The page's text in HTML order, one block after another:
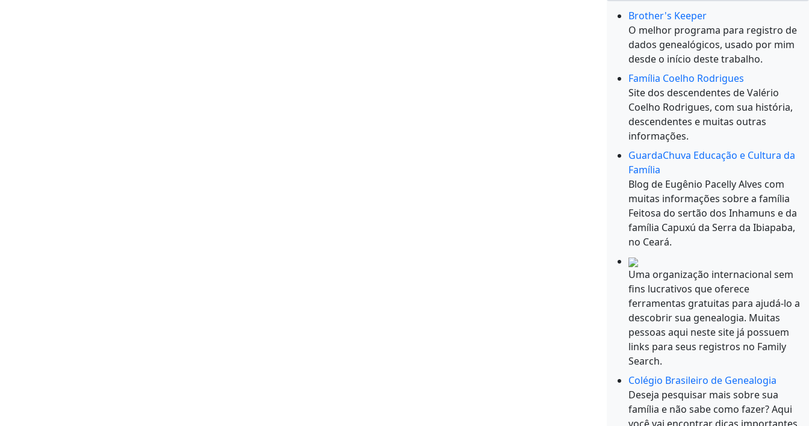
Brother's Keeper
O melhor programa para registro de
dados genealógicos, usado por mim
desde o início deste trabalho.
Família Coelho Rodrigues
Site dos descendentes de Valério
Coelho Rodrigues, com sua história,
descendentes e muitas outras
informações.
GuardaChuva Educação e Cultura da
Família
Blog de Eugênio Pacelly Alves com
muitas informações sobre a família
Feitosa do sertão dos Inhamuns e da
família Capuxú da Serra da Ibiapaba,
no Ceará.
Uma organização internacional sem
fins lucrativos que oferece
ferramentas gratuitas para ajudá-lo a
descobrir sua genealogia. Muitas
pessoas aqui neste site já possuem
links para seus registros no Family
Search.
Colégio Brasileiro de Genealogia
Deseja pesquisar mais sobre sua
família e não sabe como fazer? Aqui